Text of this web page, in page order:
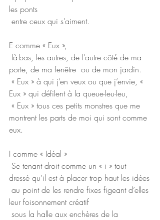
les ponts
entre ceux qui s’aiment.
E comme « Eux »,
porte, de ma fenêtre  ou de mon jardin.
Eux » qui défilent à la queue-leu-leu,
montrent les parts de moi qui sont comme
eux.
I comme « Idéal »
dressé qu’il est à placer trop haut les idées
leur foisonnement créatif